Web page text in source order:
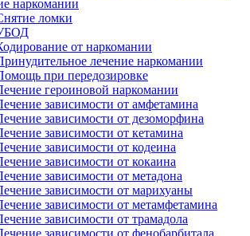
наркомании
ломки
от наркомании
лечение наркомании
при передозировке
героиновой наркомании
зависимости от амфетамина
зависимости от дезоморфина
зависимости от кетамина
зависимости от кодеина
зависимости от кокаина
зависимости от метадона
зависимости от марихуаны
зависимости от метамфетамина
зависимости от трамадола
зависимости от фенобарбитала